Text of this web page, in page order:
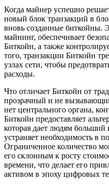
Когда майнер успешно
новый блок транзакций в
вновь созданные биткойны.
майнинг, обеспечивает
Биткойн, а также
того, транзакции Биткойн
узлах сети, чтобы
расходы.
Что отличает Биткойн от
прозрачный и не
нет центрального органа,
Биткойн предоставляет
которая дает людям больший
устраняет необходимость в
Ограниченное количество
его склонным к росту
времени, что делает его
активом в эпоху цифровых